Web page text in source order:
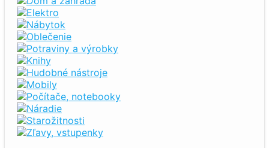
Elektro
Nábytok
Oblečenie
Potraviny a výrobky
Knihy
Hudobné nástroje
Mobily
Počítače, notebooky
Náradie
Starožitnosti
Zľavy, vstupenky